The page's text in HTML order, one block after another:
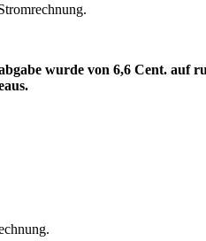
wurde von 6,6 Cent. auf